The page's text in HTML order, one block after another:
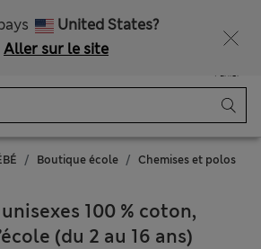
United States?
Aller sur le site
Panier
Boutique école Chemises et polos
100 % coton,
(du 2 au 16 ans)